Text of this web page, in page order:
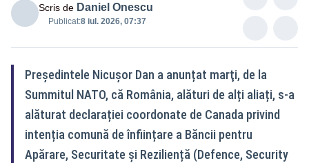
Scris de Daniel Onescu
Publicat:8 iul. 2026, 07:37
Preşedintele Nicuşor Dan a anunțat marţi, de la
Summitul NATO, că România, alături de alți aliați, s-a
alăturat declarației coordonate de Canada privind
intenția comună de înființare a Băncii pentru
Apărare, Securitate și Reziliență (Defence, Security